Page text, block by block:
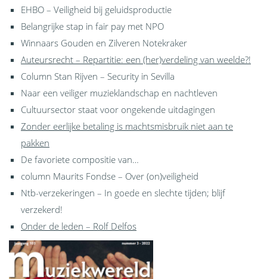
EHBO – Veiligheid bij geluidsproductie
Belangrijke stap in fair pay met NPO
Winnaars Gouden en Zilveren Notekraker
Auteursrecht – Repartitie: een (her)verdeling van weelde?!
Column Stan Rijven – Security in Sevilla
Naar een veiliger muzieklandschap en nachtleven
Cultuursector staat voor ongekende uitdagingen
Zonder eerlijke betaling is machtsmisbruik niet aan te
pakken
De favoriete compositie van…
column Maurits Fondse – Over (on)veiligheid
Ntb-verzekeringen – In goede en slechte tijden; blijf
verzekerd!
Onder de leden – Rolf Delfos